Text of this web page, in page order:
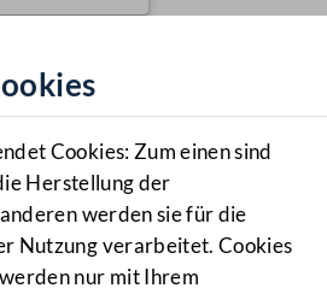
öffnen
Cookies: Zum einen sind
Herstellung der
werden sie für die
Nutzung verarbeitet. Cookies
nur mit Ihrem